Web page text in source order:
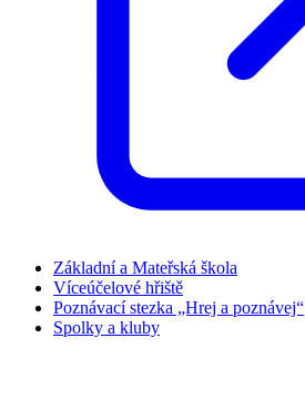
Základní a Mateřská škola
Víceúčelové hřiště
Poznávací stezka „Hrej a poznávej“
Spolky a kluby